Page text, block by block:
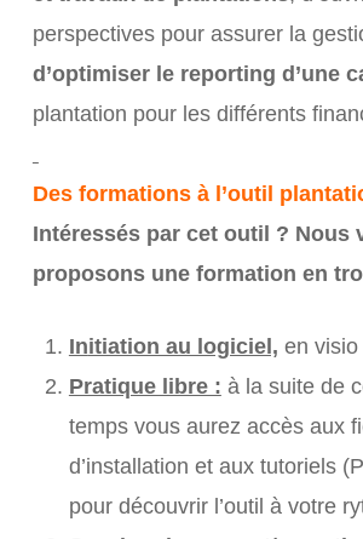
perspectives pour assurer la
d’optimiser le reporting d’une
plantation pour les différents
Des formations à l’outil
Intéressés par cet outil ? Nous
proposons une formation en
Initiation au logiciel, en visio
Pratique libre : à la suite de
temps vous aurez accès aux
d’installation et aux tutoriels
pour découvrir l’outil à votre